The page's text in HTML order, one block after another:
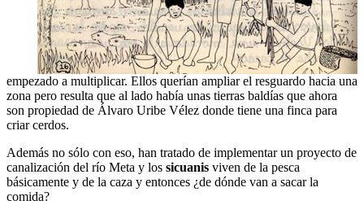
empezado a multiplicar. Ellos querían ampliar el resguardo hacia una
zona pero resulta que al lado había unas tierras baldías que ahora
son propiedad de Álvaro Uribe Vélez donde tiene una finca para
criar cerdos.
Además no sólo con eso, han tratado de implementar un proyecto de
canalización del río Meta y los sicuanis viven de la pesca
básicamente y de la caza y entonces ¿de dónde van a sacar la
comida?